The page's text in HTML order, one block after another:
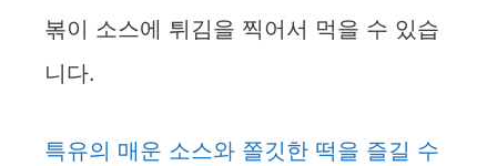
볶이 소스에 튀김을 찍어서 먹을 수 있습
니다.
특유의 매운 소스와 쫄깃한 떡을 즐길 수